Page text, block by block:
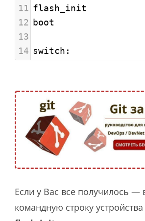
11 flash_init
12 boot
13
14 switch:
Если у Вас все получилось —
командную строку